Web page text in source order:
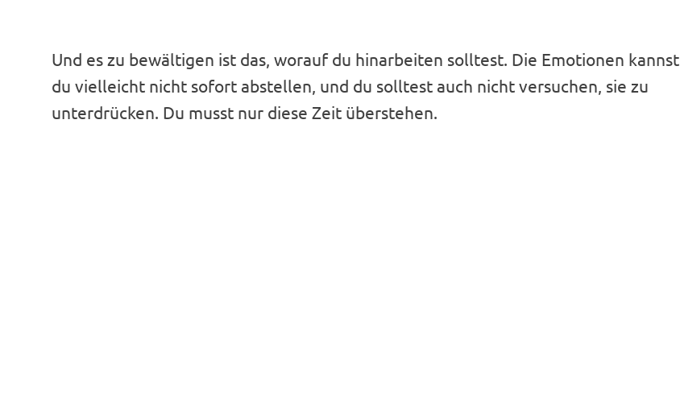
Und es zu bewältigen ist das, worauf du hinarbeiten solltest. Die Emotionen kannst
du vielleicht nicht sofort abstellen, und du solltest auch nicht versuchen, sie zu
unterdrücken. Du musst nur diese Zeit überstehen.